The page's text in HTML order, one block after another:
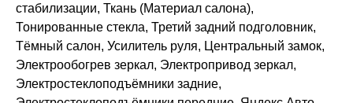
стабилизации, Ткань (Материал салона),
Тонированные стекла, Третий задний подголовник,
Тёмный салон, Усилитель руля, Центральный замок,
Электрообогрев зеркал, Электропривод зеркал,
Электростеклоподъёмники задние,